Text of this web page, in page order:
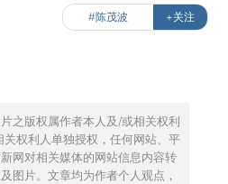
#陈茂波 +关注
之版权属作者本人及/或相关权利
关权利人单独授权，任何网站、平
网对相关媒体的网站信息内容转
图片。文章均为作者个人观点，